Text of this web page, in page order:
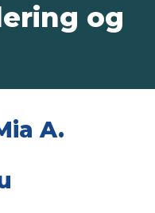
og
A.